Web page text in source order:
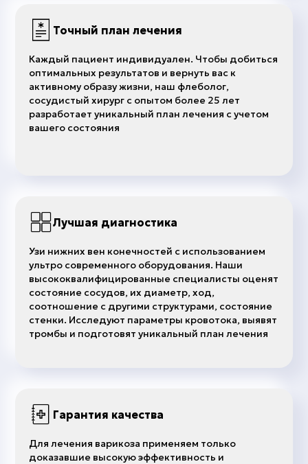
Точный план лечения
Каждый пациент индивидуален. Чтобы добиться
оптимальных результатов и вернуть вас к
активному образу жизни, наш флеболог,
сосудистый хирург с опытом более 25 лет
разработает уникальный план лечения с учетом
вашего состояния
Лучшая диагностика
Узи нижних вен конечностей с использованием
ультро современного оборудования. Наши
высококвалифицированные специалисты оценят
состояние сосудов, их диаметр, ход,
соотношение с другими структурами, состояние
стенки. Исследуют параметры кровотока, выявят
тромбы и подготовят уникальный план лечения
Гарантия качества
Для лечения варикоза применяем только
доказавшие высокую эффективность и